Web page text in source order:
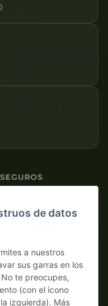
de datos
a nuestros
sus garras en los
te preocupes,
(con el icono
izquierda). Más